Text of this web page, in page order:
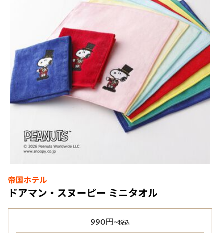
帝国ホテル
ドアマン・スヌーピー ミニタオル
990円~税込